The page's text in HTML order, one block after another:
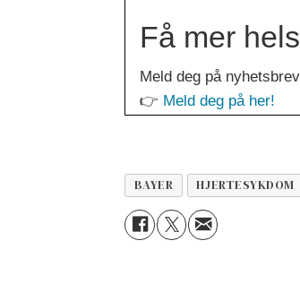
Få mer
Meld deg på
👉 Meld deg på her!
BAYER HJERTESYKDOM